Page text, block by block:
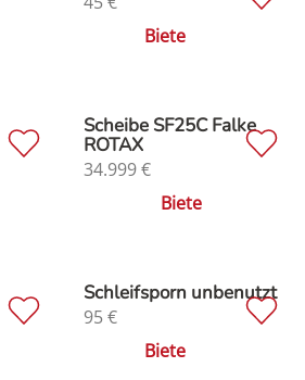
Biete
Scheibe SF25C Falke
ROTAX
34.999€
Biete
Schleifsporn unbenutzt
95€
Biete